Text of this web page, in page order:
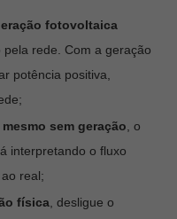
fotovoltaica
rede. Com a geração
potência positiva,
sem geração , o
interpretando o fluxo
real;
física , desligue o